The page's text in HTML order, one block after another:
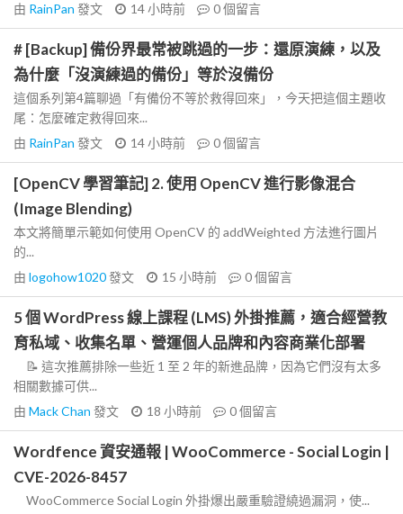
由 RainPan 發文 14 小時前 0個留言
# [Backup] 備份界最常被跳過的一步：還原演練，以及
為什麼「沒演練過的備份」等於沒備份
這個系列第4篇聊過「有備份不等於救得回來」，今天把這個主題收
尾：怎麼確定救得回來...
由 RainPan 發文 14 小時前 0個留言
[OpenCV 學習筆記] 2. 使用 OpenCV 進行影像混合
(Image Blending)
本文將簡單示範如何使用 OpenCV 的 addWeighted 方法進行圖片
的...
由 logohow1020發文 15 小時前 0個留言
5 個 WordPress 線上課程 (LMS) 外掛推薦，適合經營教
育私域、收集名單、營運個人品牌和內容商業化部署
📝 這次推薦排除一些近 1 至 2 年的新進品牌，因為它們沒有太多
相關數據可供...
由 Mack Chan 發文 18 小時前 0個留言
Wordfence 資安通報 | WooCommerce - Social Login |
CVE-2026-8457
WooCommerce Social Login 外掛爆出嚴重驗證繞過漏洞，使...